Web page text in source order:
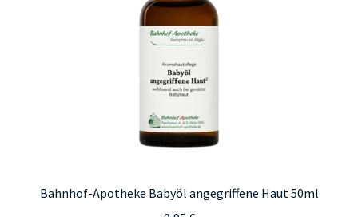
Bahnhof-Apotheke Babyöl angegriffene Haut 50ml